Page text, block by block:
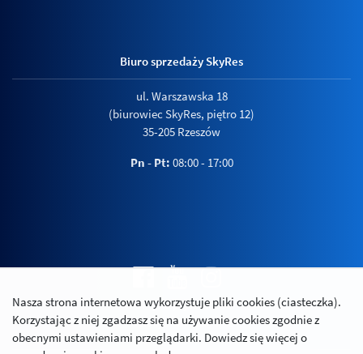
Biuro sprzedaży SkyRes
ul. Warszawska 18
(biurowiec SkyRes, piętro 12)
35-205 Rzeszów
Pn - Pt: 08:00 - 17:00
Polityka prywatności
Relacje inwestorskie
Nasza strona internetowa wykorzystuje pliki cookies (ciasteczka).
Korzystając z niej zgadzasz się na używanie cookies zgodnie z
obecnymi ustawieniami przeglądarki. Dowiedz się więcej o